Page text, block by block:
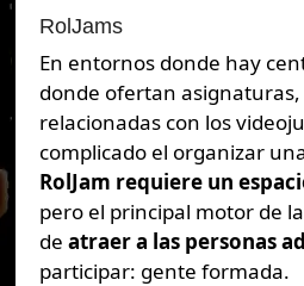
RolJams
En entornos donde hay
donde ofertan
relacionadas con los
complicado el organizar
RolJam requiere un
pero el principal motor de
de atraer a las personas
participar: gente formada.